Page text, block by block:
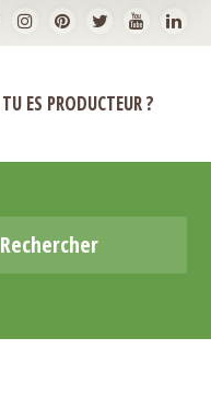
TU ES PRODUCTEUR ?
Rechercher